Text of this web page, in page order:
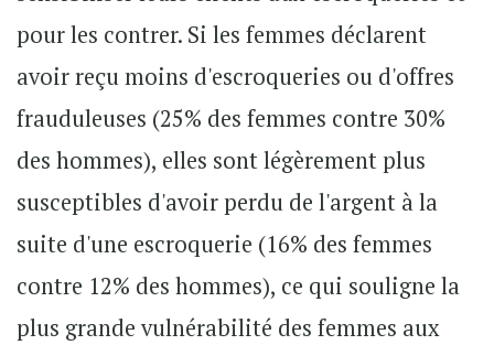
pour les contrer. Si les femmes déclarent
avoir reçu moins d'escroqueries ou d'offres
frauduleuses (25% des femmes contre 30%
des hommes), elles sont légèrement plus
susceptibles d'avoir perdu de l'argent à la
suite d'une escroquerie (16% des femmes
contre 12% des hommes), ce qui souligne la
plus grande vulnérabilité des femmes aux